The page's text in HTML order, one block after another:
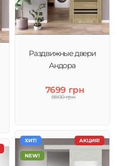
Раздвижные двери
Андора
7699 грн
8800 грн
АКЦИЯ!
ХИТ!
NEW!